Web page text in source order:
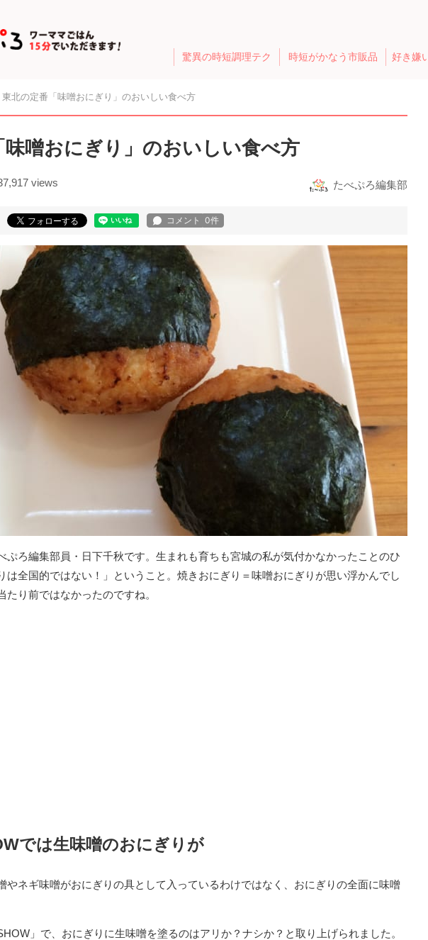
驚異の時短調理テク 時短がかなう市販品 好き嫌
東北の定番「味噌おにぎり」のおいしい食べ方
味噌おにぎり」のおいしい食べ方
views たべぷろ編集部
ぷろ編集部員・日下千秋です。生まれも育ちも宮城の私が気付かなかったことのひ
は全国的ではない！」ということ。焼きおにぎり＝味噌おにぎりが思い浮かんでし
たり前ではなかったのですね。
では生味噌のおにぎりが
やネギ味噌がおにぎりの具として入っているわけではなく、おにぎりの全面に味噌
」で、おにぎりに生味噌を塗るのはアリか？ナシか？と取り上げられました。